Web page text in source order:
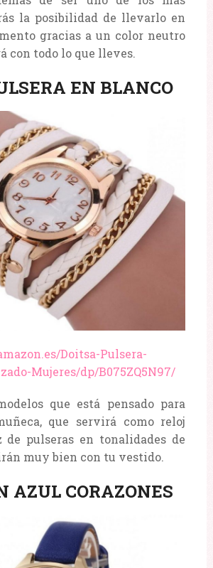
la posibilidad de llevarlo en
gracias a un color neutro
con todo lo que lleves.
EN BLANCO
Doitsa-Pulsera-
Mujeres/dp/B075ZQ5N97/
que está pensado para
que servirá como reloj
de pulseras en tonalidades de
muy bien con tu vestido.
AZUL CORAZONES